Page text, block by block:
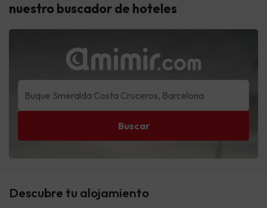
Descubre tu alojamiento
nuestro buscador de hoteles
Buscar